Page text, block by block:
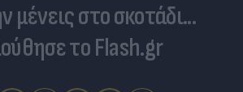
μένεις στο σκοτάδι...
το Flash.gr